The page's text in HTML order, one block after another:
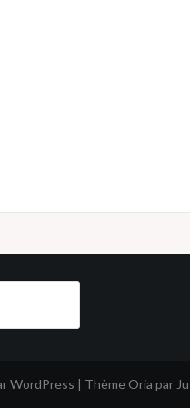
WordPress | Thème Oria par